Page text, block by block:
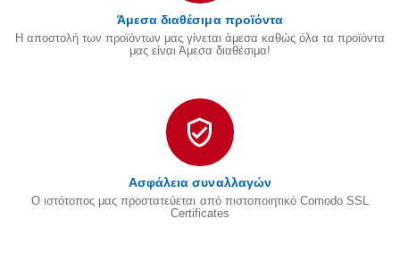
Άμεσα διαθέσιμα προϊόντα
Η αποστολή των προϊόντων μας γίνεται άμεσα καθώς όλα τα προϊόντα
μας είναι Άμεσα διαθέσιμα!
Ασφάλεια συναλλαγών
Ο ιστότοπος μας προστατεύεται από πιστοποιητικό Comodo SSL
Certificates